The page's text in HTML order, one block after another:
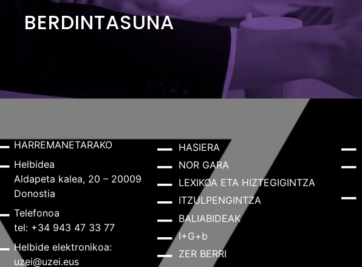
BERDINTASUNA
HARREMANETARAKO
Helbidea
Aldapeta kalea, 20 – 20009
Donostia
Telefonoa
tel: +34 943 47 33 77
Helbide elektronikoa:
uzei@uzei.eus
HASIERA
NOR GARA
LEXIKOA ETA HIZTEGIGINTZA
ITZULPENGINTZA
BALIABIDEAK
I+G+b
ZER BERRI